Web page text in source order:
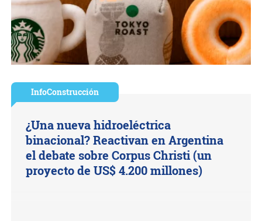
InfoConstrucción
¿Una nueva hidroeléctrica
binacional? Reactivan en Argentina
el debate sobre Corpus Christi (un
proyecto de US$ 4.200 millones)